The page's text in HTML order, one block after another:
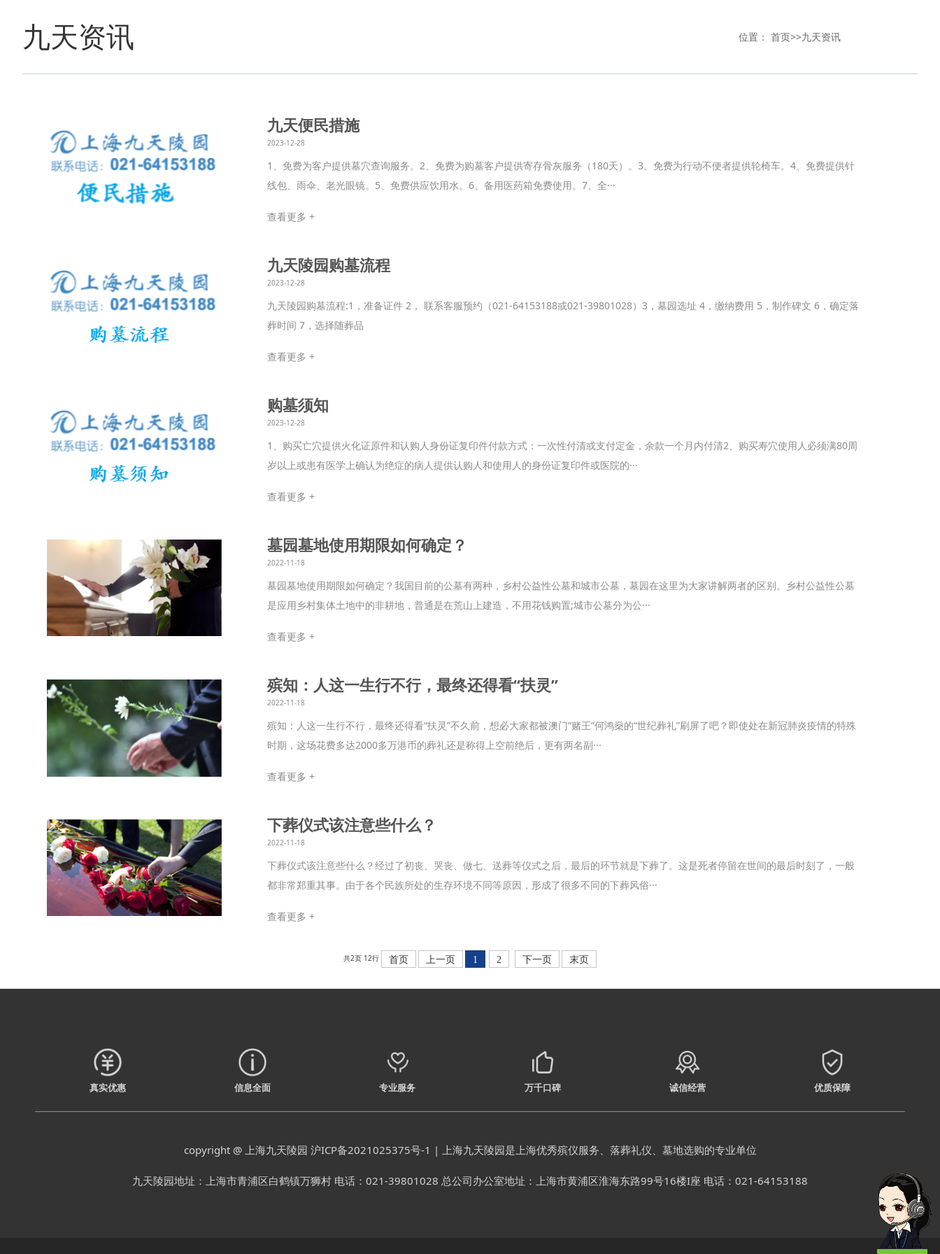
九天资讯 位置： 首页>>九天资讯
九天便民措施
2023-12-28
1、免费为客户提供墓穴查询服务。2、免费为购墓客户提供寄存骨灰服务（180天）。3、免费为行动不便者提供轮椅车。4、免费提供针
线包、雨伞、老光眼镜。5、免费供应饮用水。6、备用医药箱免费使用。7、全···
查看更多 +
九天陵园购墓流程
2023-12-28
九天陵园购墓流程:1，准备证件 2， 联系客服预约（021-64153188或021-39801028）3，墓园选址 4，缴纳费用 5，制作碑文 6，确定落
葬时间 7，选择随葬品
查看更多 +
购墓须知
2023-12-28
1、购买亡穴提供火化证原件和认购人身份证复印件付款方式：一次性付清或支付定金，余款一个月内付清2、购买寿穴使用人必须满80周
岁以上或患有医学上确认为绝症的病人提供认购人和使用人的身份证复印件或医院的···
查看更多 +
墓园墓地使用期限如何确定？
2022-11-18
墓园墓地使用期限如何确定？我国目前的公墓有两种，乡村公益性公墓和城市公墓，墓园在这里为大家讲解两者的区别。乡村公益性公墓
是应用乡村集体土地中的非耕地，普通是在荒山上建造，不用花钱购置;城市公墓分为公···
查看更多 +
殡知：人这一生行不行，最终还得看“扶灵”
2022-11-18
殡知：人这一生行不行，最终还得看“扶灵”不久前，想必大家都被澳门“赌王”何鸿燊的“世纪葬礼”刷屏了吧？即使处在新冠肺炎疫情的特殊
时期，这场花费多达2000多万港币的葬礼还是称得上空前绝后，更有两名副···
查看更多 +
下葬仪式该注意些什么？
2022-11-18
下葬仪式该注意些什么？经过了初丧、哭丧、做七、送葬等仪式之后，最后的环节就是下葬了。这是死者停留在世间的最后时刻了，一般
都非常郑重其事。由于各个民族所处的生存环境不同等原因，形成了很多不同的下葬风俗···
查看更多 +
共2页 12行 首页 上一页 1 2 下一页 末页
真实优惠 信息全面 专业服务 万千口碑 诚信经营 优质保障
copyright @ 上海九天陵园 沪ICP备2021025375号-1 | 上海九天陵园是上海优秀殡仪服务、落葬礼仪、墓地选购的专业单位
九天陵园地址：上海市青浦区白鹤镇万狮村 电话：021-39801028 总公司办公室地址：上海市黄浦区淮海东路99号16楼I座 电话：021-64153188